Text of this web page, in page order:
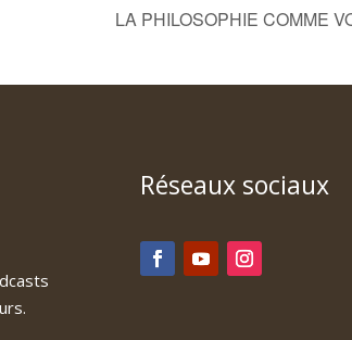
LA PHILOSOPHIE COMME
Réseaux sociaux